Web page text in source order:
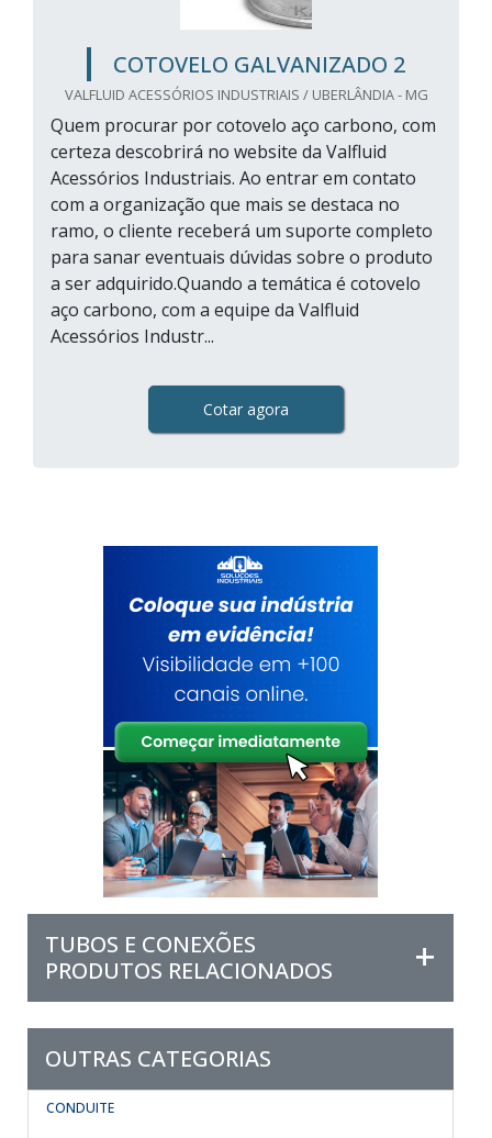
COTOVELO GALVANIZADO 2
VALFLUID ACESSÓRIOS INDUSTRIAIS / UBERLÂNDIA - MG
Quem procurar por cotovelo aço carbono, com
certeza descobrirá no website da Valfluid
Acessórios Industriais. Ao entrar em contato
com a organização que mais se destaca no
ramo, o cliente receberá um suporte completo
para sanar eventuais dúvidas sobre o produto
a ser adquirido.Quando a temática é cotovelo
aço carbono, com a equipe da Valfluid
Acessórios Industr...
Cotar agora
TUBOS E CONEXÕES
PRODUTOS RELACIONADOS
OUTRAS CATEGORIAS
CONDUITE